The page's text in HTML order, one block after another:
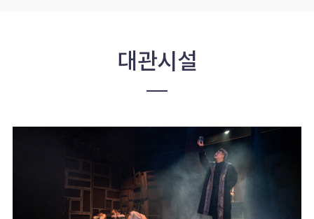
대관시설